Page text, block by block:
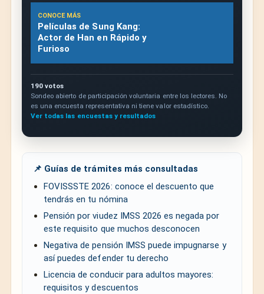
CONOCE MÁS
Películas de Sung Kang:
Actor de Han en Rápido y
Furioso
190 votos
Sondeo abierto de participación voluntaria entre los lectores. No
es una encuesta representativa ni tiene valor estadístico.
Ver todas las encuestas y resultados
📌 Guías de trámites más consultadas
FOVISSSTE 2026: conoce el descuento que
tendrás en tu nómina
Pensión por viudez IMSS 2026 es negada por
este requisito que muchos desconocen
Negativa de pensión IMSS puede impugnarse y
así puedes defender tu derecho
Licencia de conducir para adultos mayores:
requisitos y descuentos